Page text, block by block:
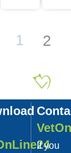
1 2
If you